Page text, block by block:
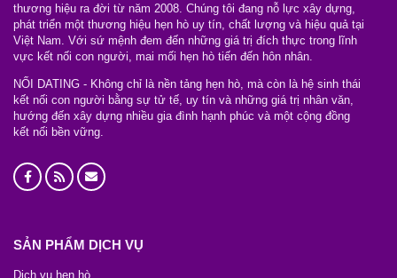
thương hiệu ra đời từ năm 2008. Chúng tôi đang nỗ lực xây dựng,
phát triển một thương hiệu hẹn hò uy tín, chất lượng và hiệu quả tại
Việt Nam. Với sứ mệnh đem đến những giá trị đích thực trong lĩnh
vực kết nối con người, mai mối hẹn hò tiến đến hôn nhân.
NỐI DATING - Không chỉ là nền tảng hẹn hò, mà còn là hệ sinh thái
kết nối con người bằng sự tử tế, uy tín và những giá trị nhân văn,
hướng đến xây dựng nhiều gia đình hạnh phúc và một cộng đồng
kết nối bền vững.
SẢN PHẨM DỊCH VỤ
Dịch vụ hẹn hò